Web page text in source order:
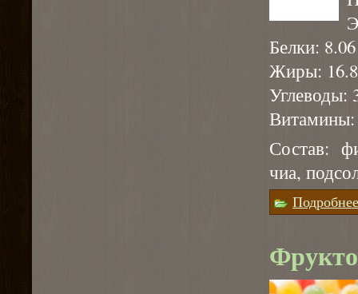
Белки:
Жиры:
Углеводы:
Состав:
чиа,
Подробнее